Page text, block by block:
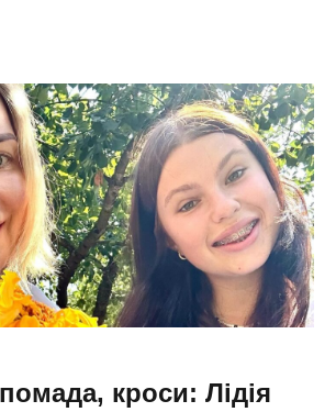
кроси: Лідія